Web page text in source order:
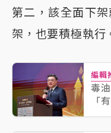
第二，該全面下
架，也要積極執行
編輯
毒
「